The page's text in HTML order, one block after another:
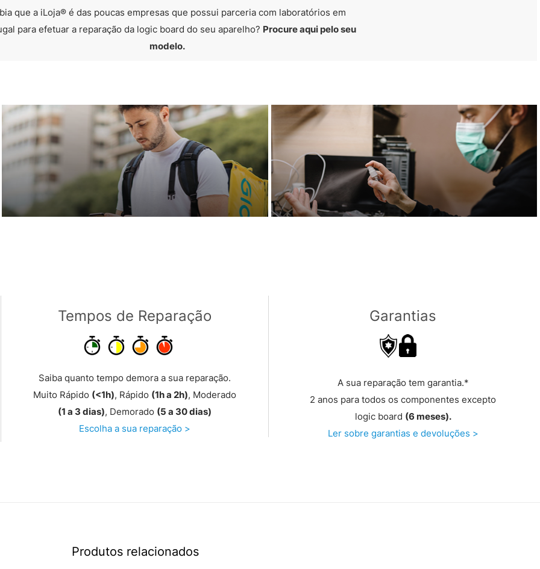
que a iLoja® é das poucas empresas que possui parceria com laboratórios em
para efetuar a reparação da logic board do seu aparelho? Procure aqui pelo seu
modelo.
Tempos de Reparação
Saiba quanto tempo demora a sua reparação.
Muito Rápido (<1h), Rápido (1h a 2h), Moderado
(1 a 3 dias), Demorado (5 a 30 dias)
Escolha a sua reparação >
Garantias
A sua reparação tem garantia.*
2 anos para todos os componentes excepto
logic board (6 meses).
Ler sobre garantias e devoluções >
Produtos relacionados